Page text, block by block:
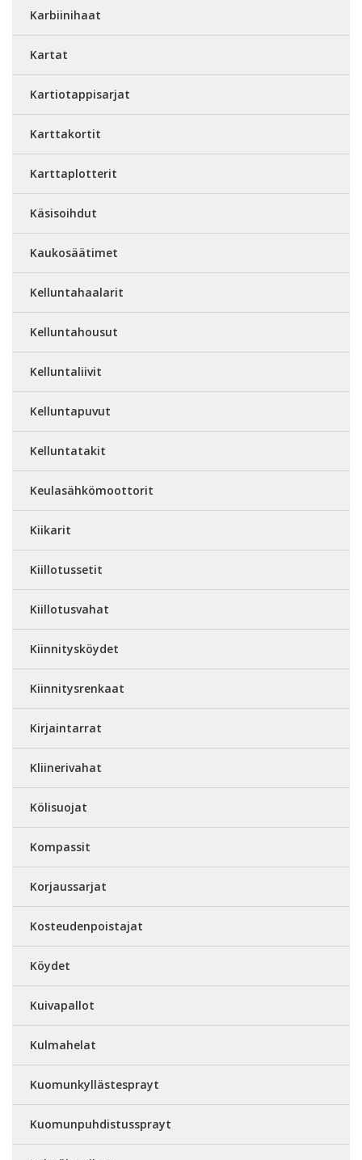
Karbiinihaat
Kartat
Kartiotappisarjat
Karttakortit
Karttaplotterit
Käsisoihdut
Kaukosäätimet
Kelluntahaalarit
Kelluntahousut
Kelluntaliivit
Kelluntapuvut
Kelluntatakit
Keulasähkömoottorit
Kiikarit
Kiillotussetit
Kiillotusvahat
Kiinnitysköydet
Kiinnitysrenkaat
Kirjaintarrat
Kliinerivahat
Kölisuojat
Kompassit
Korjaussarjat
Kosteudenpoistajat
Köydet
Kuivapallot
Kulmahelat
Kuomunkyllästesprayt
Kuomunpuhdistussprayt